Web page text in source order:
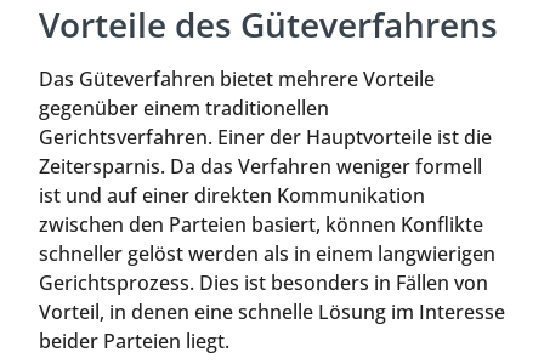
Vorteile des Güteverfahrens
Das Güteverfahren bietet mehrere Vorteile
gegenüber einem traditionellen
Gerichtsverfahren. Einer der Hauptvorteile ist die
Zeitersparnis. Da das Verfahren weniger formell
ist und auf einer direkten Kommunikation
zwischen den Parteien basiert, können Konflikte
schneller gelöst werden als in einem langwierigen
Gerichtsprozess. Dies ist besonders in Fällen von
Vorteil, in denen eine schnelle Lösung im Interesse
beider Parteien liegt.